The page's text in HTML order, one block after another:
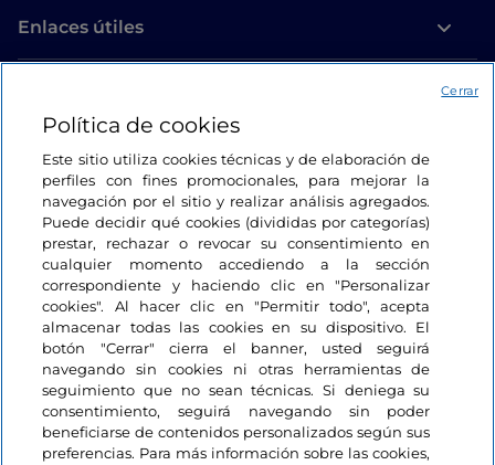
Enlaces útiles
Estamos en contacto
Política de cookies
Este sitio utiliza cookies técnicas y de elaboración de
perfiles con fines promocionales, para mejorar la
navegación por el sitio y realizar análisis agregados.
Puede decidir qué cookies (divididas por categorías)
prestar, rechazar o revocar su consentimiento en
cualquier momento accediendo a la sección
correspondiente y haciendo clic en "Personalizar
cookies". Al hacer clic en "Permitir todo", acepta
almacenar todas las cookies en su dispositivo. El
botón "Cerrar" cierra el banner, usted seguirá
navegando sin cookies ni otras herramientas de
seguimiento que no sean técnicas. Si deniega su
consentimiento, seguirá navegando sin poder
beneficiarse de contenidos personalizados según sus
preferencias. Para más información sobre las cookies,
Cerrar